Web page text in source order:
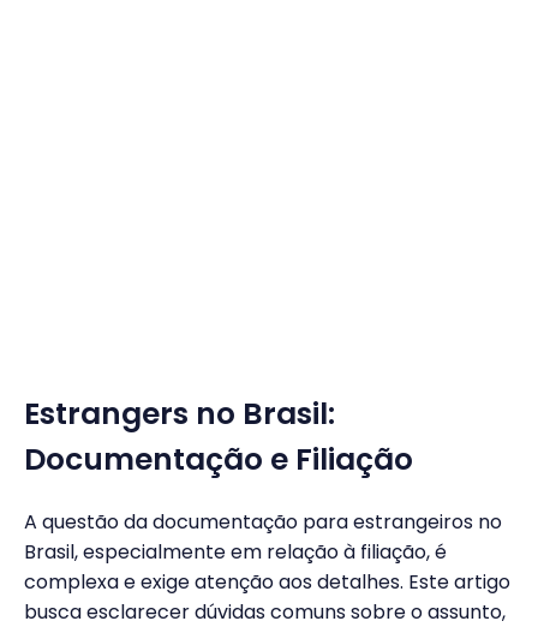
Estrangers no Brasil:
Documentação e Filiação
A questão da documentação para estrangeiros no
Brasil, especialmente em relação à filiação, é
complexa e exige atenção aos detalhes. Este artigo
busca esclarecer dúvidas comuns sobre o assunto,